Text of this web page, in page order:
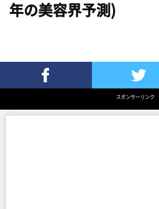
年の美容界予測)
Twitterでツイート
スポンサーリンク